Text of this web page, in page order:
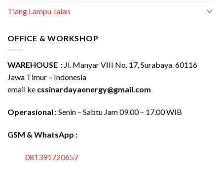
Tiang Lampu Jalan
OFFICE & WORKSHOP
WAREHOUSE : Jl. Manyar VIII No. 17, Surabaya. 60116
Jawa Timur – Indonesia
email ke cssinardayaenergy@gmail.com
Operasional :Senin – Sabtu Jam 09.00 – 17.00 WIB
GSM & WhatsApp :
081391720657